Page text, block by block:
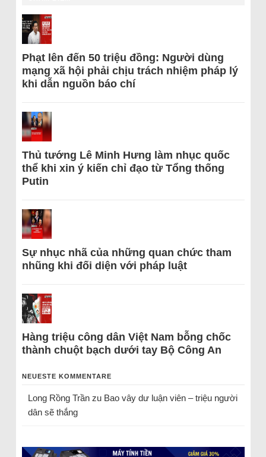
Phạt lên đến 50 triệu đồng: Người dùng
mạng xã hội phải chịu trách nhiệm pháp lý
khi dẫn nguồn báo chí
Thủ tướng Lê Minh Hưng làm nhục quốc
thể khi xin ý kiến chỉ đạo từ Tổng thống
Putin
Sự nhục nhã của những quan chức tham
nhũng khi đối diện với pháp luật
Hàng triệu công dân Việt Nam bỗng chốc
thành chuột bạch dưới tay Bộ Công An
NEUESTE KOMMENTARE
Long Rồng Trầnzu Bao vây dư luận viên – triệu người
dân sẽ thắng